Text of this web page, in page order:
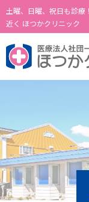
土曜、日曜、祝日も診療
近く ほつかクリニック